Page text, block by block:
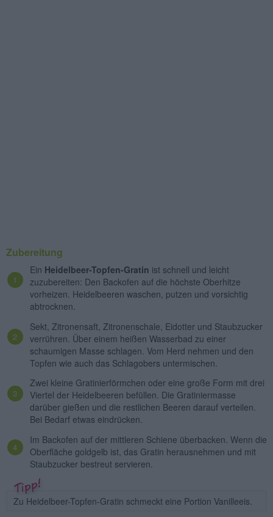
Zubereitung
Ein Heidelbeer-Topfen-Gratin ist schnell und leicht
zuzubereiten: Den Backofen auf die höchste Oberhitze
vorheizen. Heidelbeeren waschen, putzen und vorsichtig
abtrocknen.
Sekt, Zitronensaft, Zitronenschale, Eidotter und Staubzucker
verrühren. Über einem heißen Wasserbad zu einer
schaumigen Masse schlagen. Vom Herd nehmen und den
Topfen wie auch das Schlagobers untermischen.
Zwei kleine Gratinierförmchen oder eine große Form mit drei
Viertel der Heidelbeeren befüllen. Die Gratiniermasse
darüber gießen und die restlichen Beeren darauf verteilen.
Bei Bedarf etwas eindrücken.
Im Backofen auf der mittleren Schiene überbacken. Wenn die
Oberfläche goldgelb ist, das Gratin herausnehmen und mit
Staubzucker bestreut servieren.
Zu Heidelbeer-Topfen-Gratin schmeckt eine Portion Vanilleeis.